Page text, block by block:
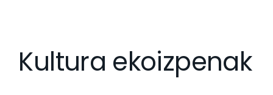
Kultura ekoizpenak